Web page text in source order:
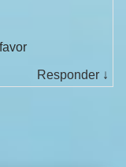
Responder ↓